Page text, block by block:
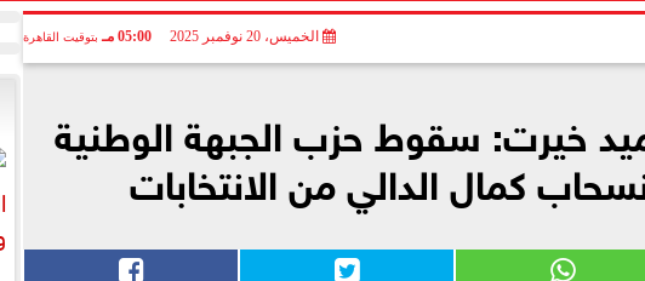
الخميس، 20 نوفمبر 2025 05:00 مـ بتوقيت القاهرة
خيرت: سقوط حزب الجبهة الوطنية
كمال الدالي من الانتخابات